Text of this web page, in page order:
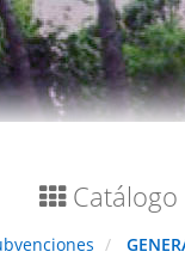
Catálogo